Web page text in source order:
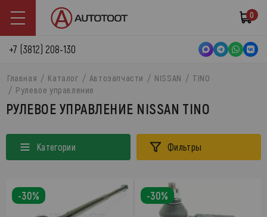
0
+7 (3812) 208-130
Главная Каталог Автозапчасти NISSAN
TINO
Рулевое управление
РУЛЕВОЕ УПРАВЛЕНИЕ NISSAN TINO
Категории Фильтры
-30% -30%